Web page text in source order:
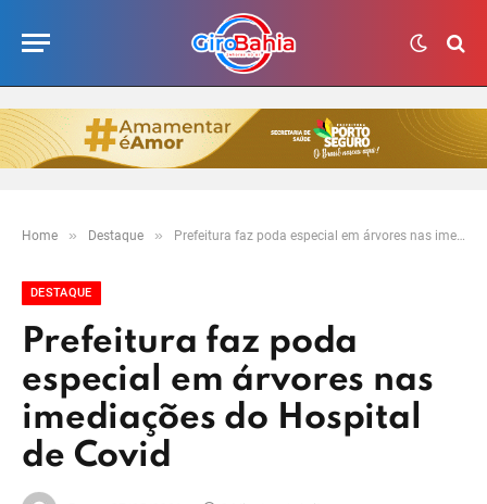
Home » Destaque » Prefeitura faz poda especial em árvores nas imediações do Hospital de Covid
DESTAQUE
Prefeitura faz poda
especial em árvores nas
imediações do Hospital
de Covid